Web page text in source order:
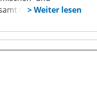
Ostwestfalen-
wieder in Betrieb.
die Dauer der
dann wieder
Brunnenwasser